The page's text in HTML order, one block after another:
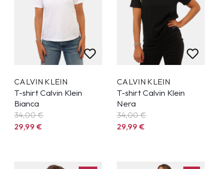
CALVIN KLEIN
T-shirt Calvin Klein
Bianca
34,00 €
29,99€
CALVIN KLEIN
T-shirt Calvin Klein
Nera
34,00 €
29,99€